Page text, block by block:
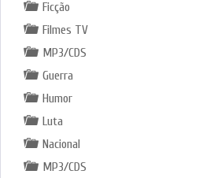
Ficção
Filmes TV
MP3/CDS
Guerra
Humor
Luta
Nacional
MP3/CDS